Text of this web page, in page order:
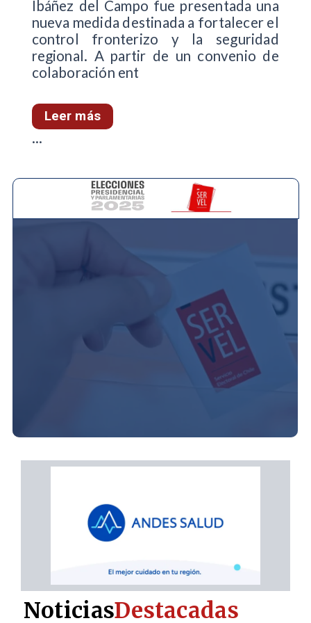
Ibáñez del Campo fue presentada una
nueva medida destinada a fortalecer el
control fronterizo y la seguridad
regional. A partir de un convenio de
colaboración ent
Leer más
...
NoticiasDestacadas